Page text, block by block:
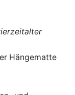
Hängematte